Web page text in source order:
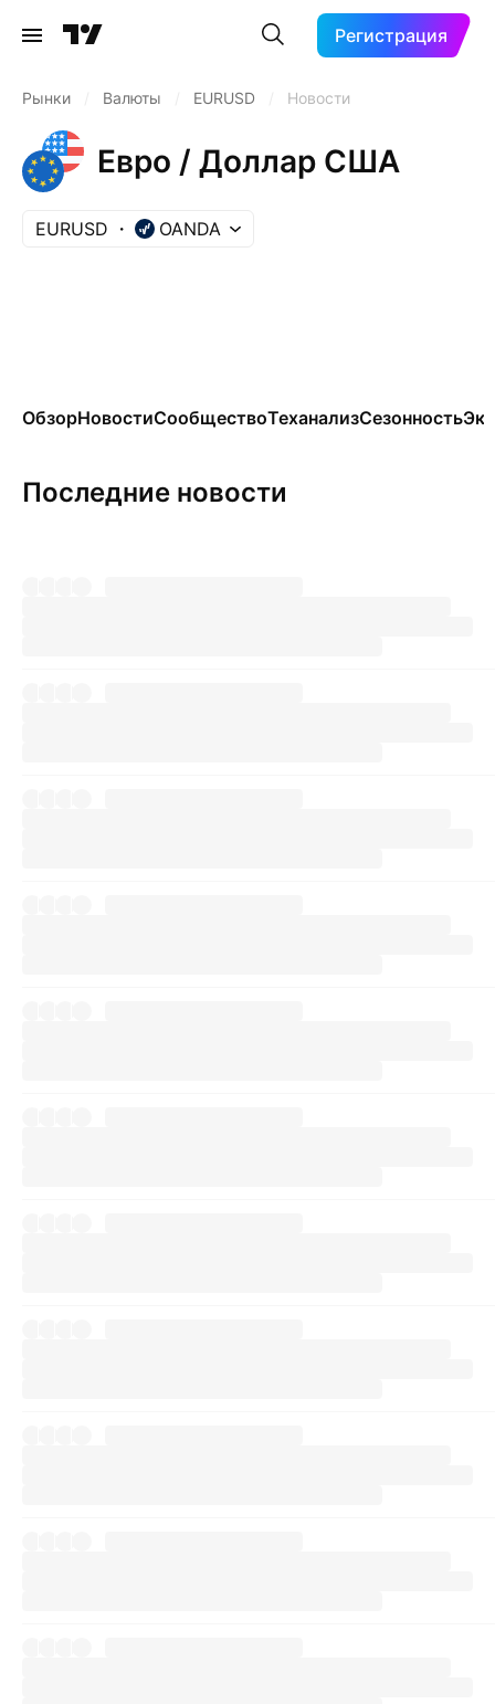
Регистрация
Рынки Валюты EURUSD Новости
Евро / Доллар США
EURUSD OANDA
ОбзорНовостиСообществоТеханализСезонность
Последние новости